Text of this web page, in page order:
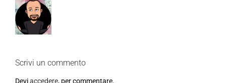
Scrivi un commento
Deviaccedere, per commentare.